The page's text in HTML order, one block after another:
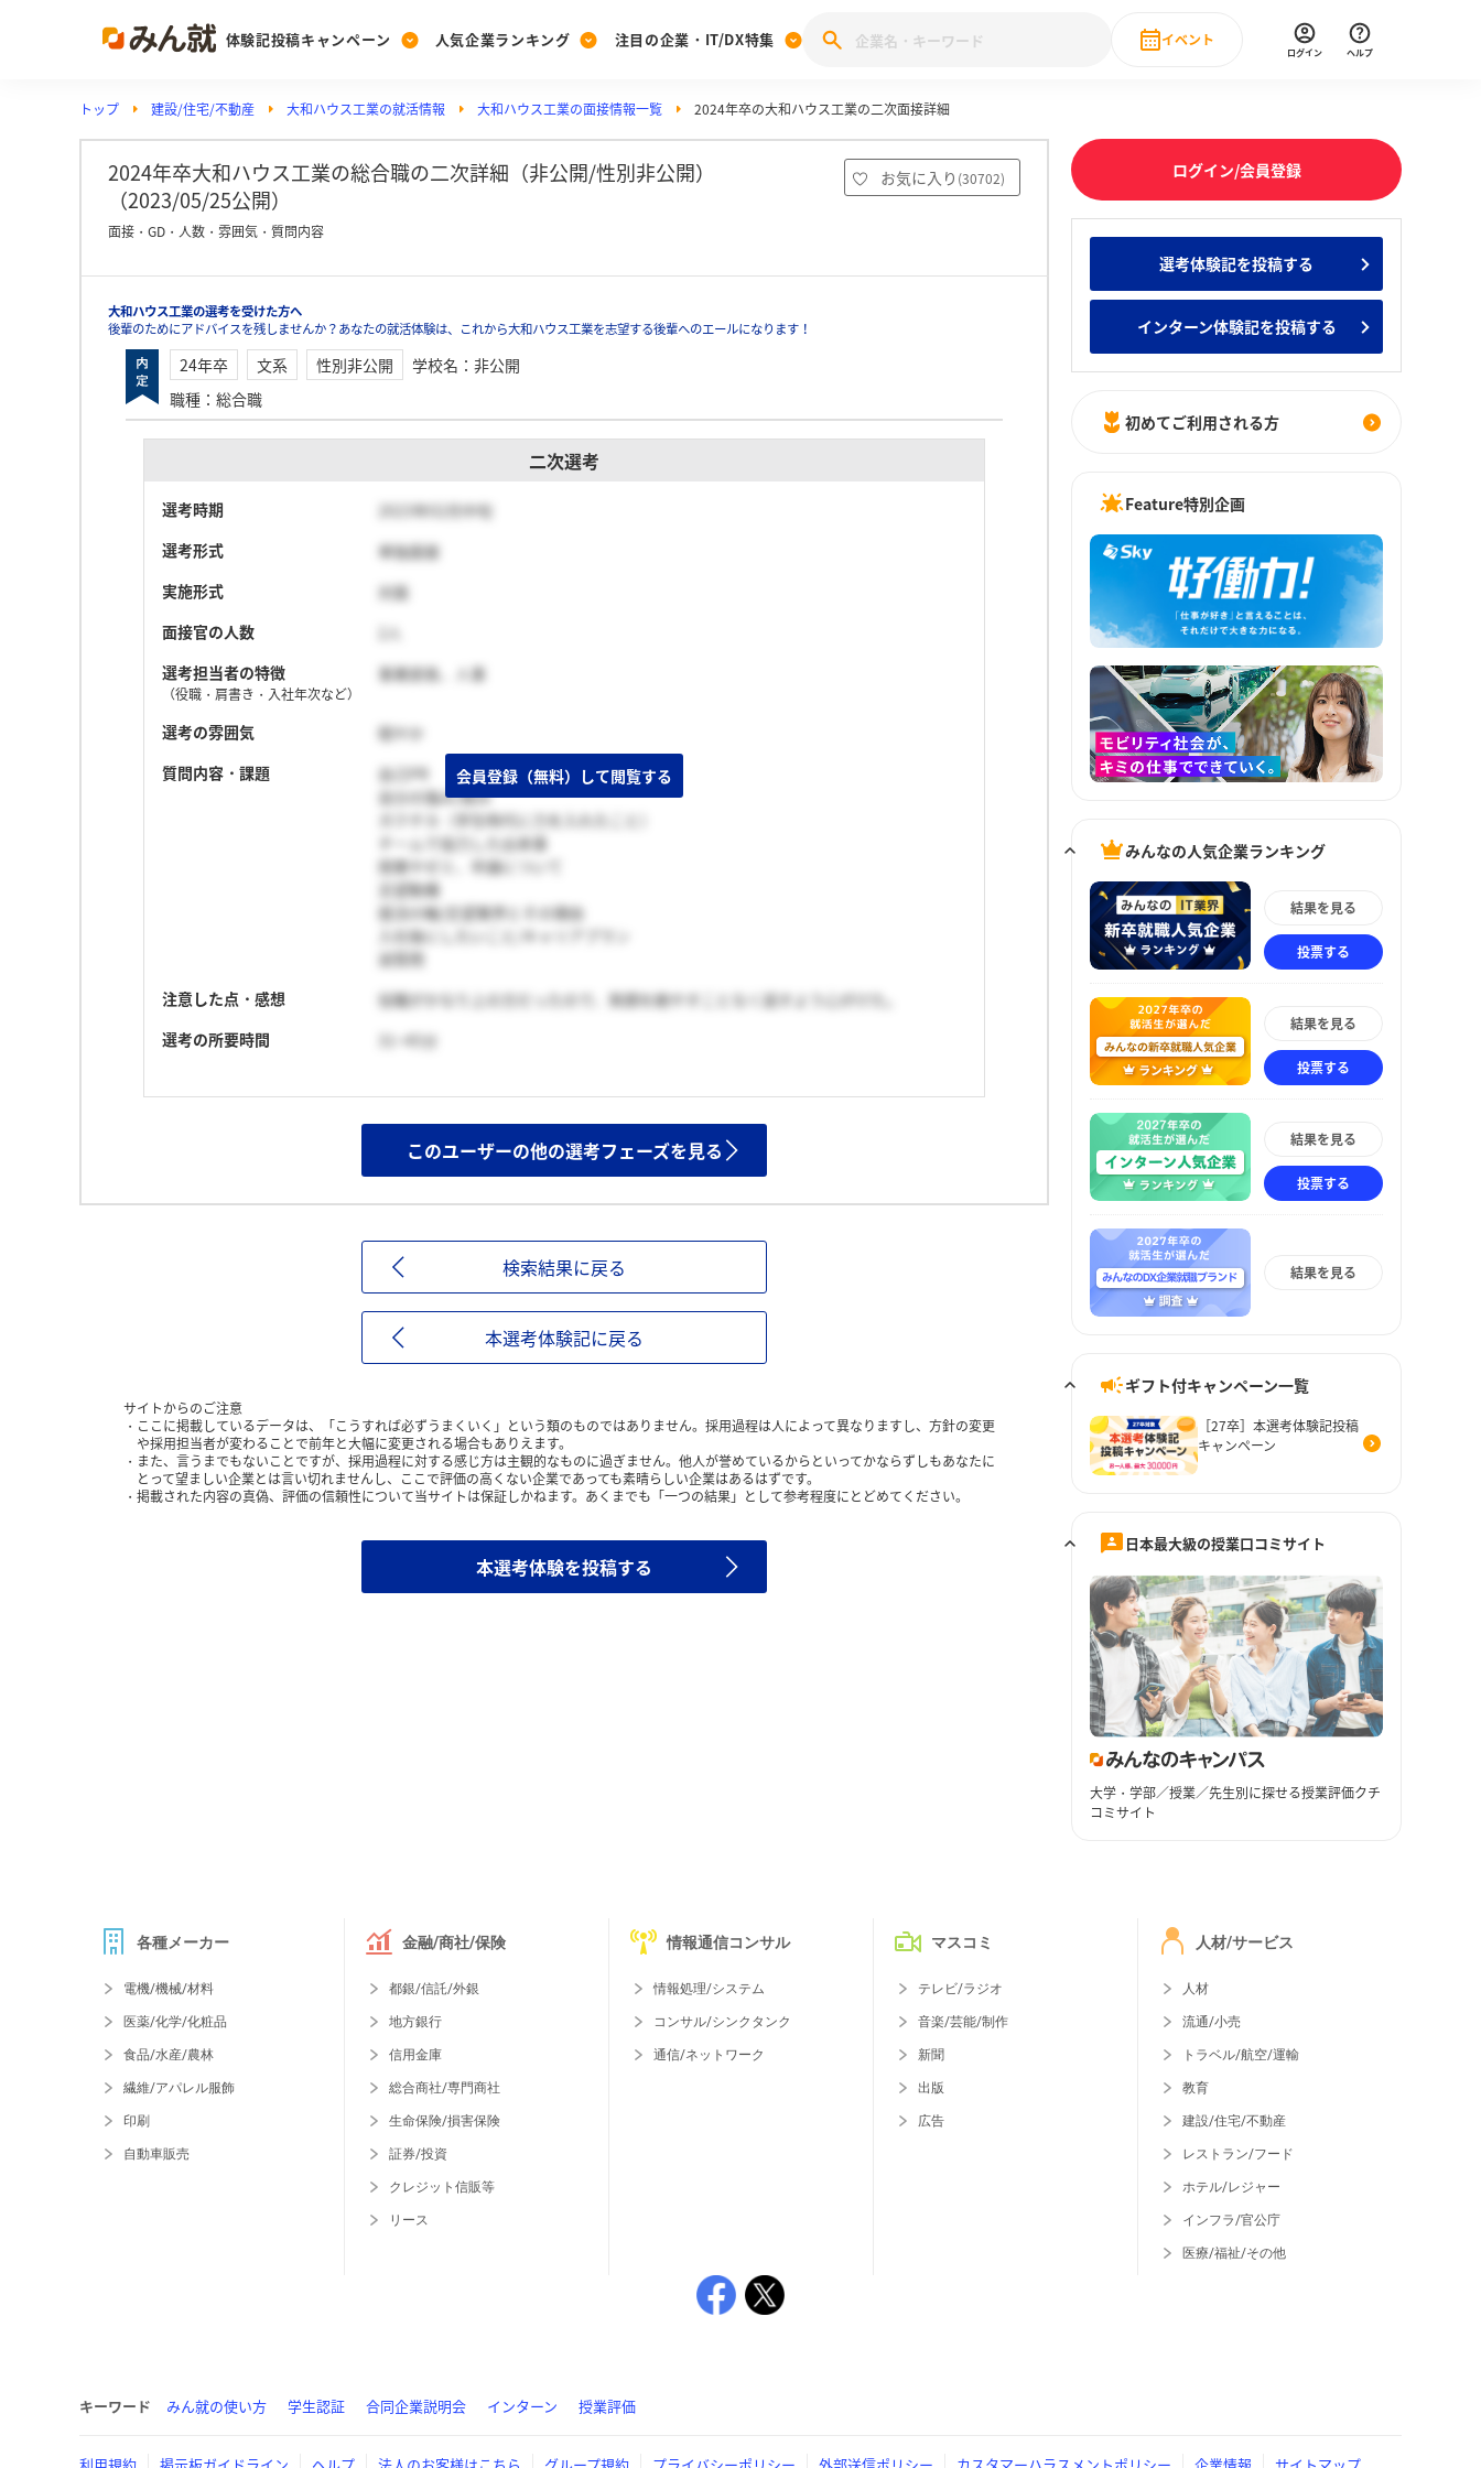
体験記投稿キャンペーン
Post
投稿する
[27卒] 本選考体験記投稿キャンペーン
人気企業ランキング
Ranking
ランキングを見る
みんなのDX企業就職ブランド調査
みんなの新卒就職人気企業ランキング みんなのインターン人気企業ランキ
注目の企業・IT/DX特集
PickUp
注目の企業特集
28卒 IT・DX現場社員インタビュー
動画で知ろう！業界・企業研究
イベント
直近のイベント一覧
ログイン ヘルプ
トップ 建設/住宅/不動産 大和ハウス工業の就活情報 大和ハウス工業の面接情報一覧 2024年卒の大和ハウス工業の二次面接詳細
2024年卒大和ハウス工業の総合職の二次詳細（非公開/性別非公開）
（2023/05/25公開）
お気に入り (30702)
面接・GD・人数・雰囲気・質問内容
大和ハウス工業の選考を受けた方へ
後輩のためにアドバイスを残しませんか？あなたの就活体験は、これから大和ハウス工業を志望する後輩へのエールになります！
24年卒 文系 性別非公開 学校名 ： 非公開
職種 ： 総合職
二次選考
選考時期
2023年02月中旬
選考形式
単独面接
実施形式
対面
面接官の人数
選考担当者の特徴
（役職・肩書き・入社年次など）
事業部長、人事
選考の雰囲気
穏やか
質問内容・課題
自己PR
自分の強み/弱み
ガクチカ（学生時代に力を入れたこと）
チームで協力した出来事
授業やゼミ、卒論について
志望動機
就活の軸/志望業界とその理由
入社後にしたいこと/キャリアプラン
逆質問
注意した点・感想
役職がかなり上の方だったので、笑顔を絶やすことなく話すよう心がけた。
選考の所要時間
31~45分
このユーザーの他の選考フェーズを見る
検索結果に戻る
本選考体験記に戻る
サイトからのご注意
ここに掲載しているデータは、「こうすれば必ずうまくいく」という類のものではありません。採用過程は人によって異なりますし、方針の変更
や採用担当者が変わることで前年と大幅に変更される場合もありえます。
また、言うまでもないことですが、採用過程に対する感じ方は主観的なものに過ぎません。他人が誉めているからといってかならずしもあなたに
とって望ましい企業とは言い切れませんし、ここで評価の高くない企業であっても素晴らしい企業はあるはずです。
掲載された内容の真偽、評価の信頼性について当サイトは保証しかねます。あくまでも「一つの結果」として参考程度にとどめてください。
本選考体験を投稿する
ログイン/会員登録
選考体験記を投稿する
インターン体験記を投稿する
初めてご利用される方
Feature特別企画
みんなの人気企業ランキング
結果を見る
投票する
結果を見る
投票する
結果を見る
投票する
結果を見る
ギフト付キャンペーン一覧
［27卒］本選考体験記投稿
キャンペーン
日本最大級の授業口コミサイト
大学・学部／授業／先生別に探せる授業評価クチ
コミサイト
各種メーカー
電機/機械/材料
医薬/化学/化粧品
食品/水産/農林
繊維/アパレル服飾
印刷
自動車販売
金融/商社/保険
都銀/信託/外銀
地方銀行
信用金庫
総合商社/専門商社
生命保険/損害保険
証券/投資
クレジット信販等
リース
情報通信コンサル
情報処理/システム
コンサル/シンクタンク
通信/ネットワーク
マスコミ
テレビ/ラジオ
音楽/芸能/制作
新聞
出版
広告
人材/サービス
人材
流通/小売
トラベル/航空/運輸
教育
建設/住宅/不動産
レストラン/フード
ホテル/レジャー
インフラ/官公庁
医療/福祉/その他
キーワード みん就の使い方 学生認証 合同企業説明会 インターン 授業評価